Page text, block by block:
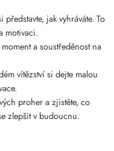
jak vyhráváte. To
motivaci.
a soustředěnost na
vítězství si dejte malou
proher a zjistěte, co
zlepšit v budoucnu.